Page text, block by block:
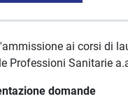
ai corsi di
Professioni Sanitarie
domande